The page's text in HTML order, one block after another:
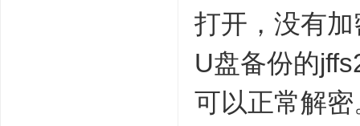
打开，没有加
U盘备份的
可以正常解